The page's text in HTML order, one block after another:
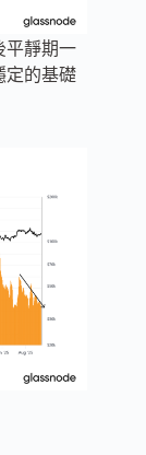
平靜期一
定的基礎